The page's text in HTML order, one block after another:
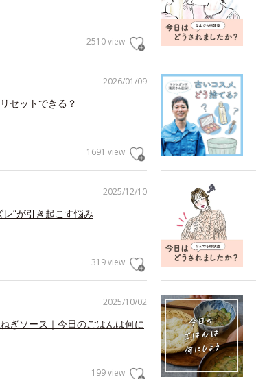
2510 view
2026/01/09
セットできる？
1691 view
2025/12/10
”が引き起こす悩み
319 view
2025/10/02
ぎソース｜今日のごはんは何に
199 view